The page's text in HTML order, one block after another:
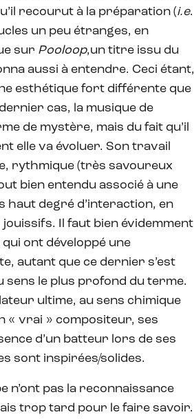
recourut à la préparation (i.e.
un peu étranges, en
sur Pooloop,un titre issu du
aussi à entendre. Ceci étant,
esthétique fort différente que
cas, la musique de
de mystère, mais du fait qu’il
elle va évoluer. Son travail
rythmique (très savoureux
bien entendu associé à une
haut degré d’interaction, en
Il faut bien évidemment
ont développé une
autant que ce dernier s’est
sens le plus profond du terme.
ultime, au sens chimique
« vrai » compositeur, ses
d’un batteur lors de ses
sont inspirées/solides.
n’ont pas la reconnaissance
trop tard pour le faire savoir.